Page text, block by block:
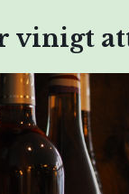
vinigt